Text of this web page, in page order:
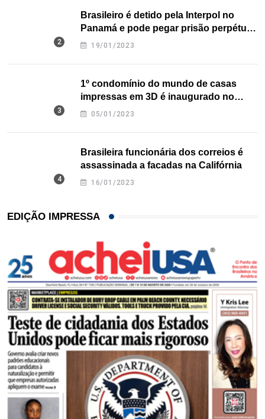
Brasileiro é detido pela Interpol no
Panamá e pode pegar prisão perpétua
nos EUA
19/01/2023
1º condomínio do mundo de casas
impressas em 3D é inaugurado no
Texas
05/01/2023
Brasileira funcionária dos correios é
assassinada a facadas na Califórnia
16/01/2023
EDIÇÃO IMPRESSA